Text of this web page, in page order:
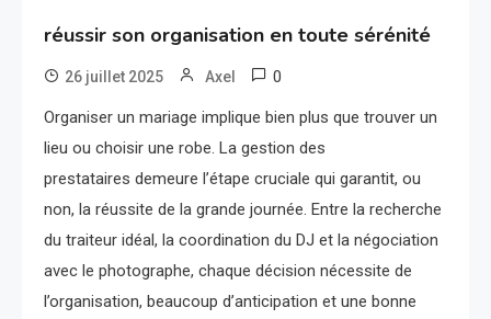
réussir son organisation en toute sérénité
26 juillet 2025 Axel 0
Organiser un mariage implique bien plus que trouver un
lieu ou choisir une robe. La gestion des
prestataires demeure l’étape cruciale qui garantit, ou
non, la réussite de la grande journée. Entre la recherche
du traiteur idéal, la coordination du DJ et la négociation
avec le photographe, chaque décision nécessite de
l’organisation, beaucoup d’anticipation et une bonne